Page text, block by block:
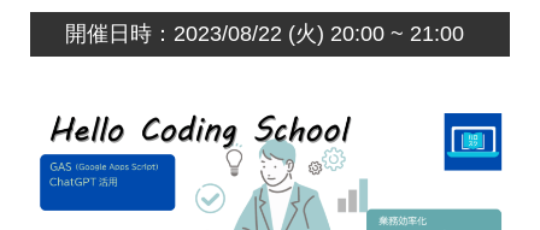
開催日時：2023/08/22 (火) 20:00 ~ 21:00